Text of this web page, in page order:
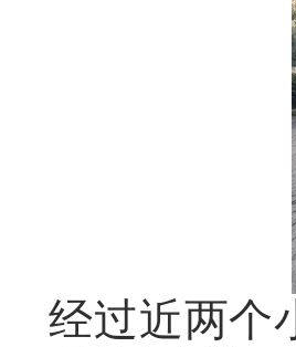
经过近两个